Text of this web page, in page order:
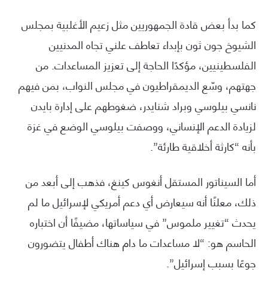
كما بدأ بعض قادة الجمهوريين مثل زعيم الأغلبية بمجلس
الشيوخ جون ثون بإبداء تعاطف علني تجاه المدنيين
الفلسطينيين، مؤكدًا الحاجة إلى تعزيز المساعدات. من
جهتهم، وسّع الديمقراطيون في مجلس النواب، بمن فيهم
نانسي بيلوسي وبراد شنايدر، ضغوطهم على إدارة بايدن
لزيادة الدعم الإنساني، ووصفت بيلوسي الوضع في غزة
بأنه “كارثة أخلاقية طارئة”.
أما السيناتور المستقل أنغوس كينغ، فذهب إلى أبعد من
ذلك، معلنًا أنه سيعارض أي دعم أمريكي لإسرائيل ما لم
يحدث “تغيير ملموس” في سياساتها، مضيفًا أن اختباره
الحاسم هو: “لا مساعدات ما دام هناك أطفال يتضورون
جوعًا بسبب إسرائيل”.